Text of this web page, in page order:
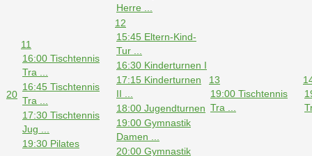
Herre ...
20
11
16:00 Tischtennis
Tra ...
16:45 Tischtennis
Tra ...
17:30 Tischtennis
Jug ...
19:30 Pilates
12
15:45 Eltern-Kind-
Tur ...
16:30 Kinderturnen I
17:15 Kinderturnen
II ...
18:00 Jugendturnen
19:00 Gymnastik
Damen ...
20:00 Gymnastik
13
19:00 Tischtennis
Tra ...